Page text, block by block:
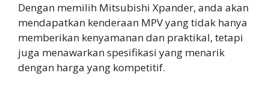
Dengan memilih Mitsubishi Xpander, anda akan
mendapatkan kenderaan MPV yang tidak hanya
memberikan kenyamanan dan praktikal, tetapi
juga menawarkan spesifikasi yang menarik
dengan harga yang kompetitif.